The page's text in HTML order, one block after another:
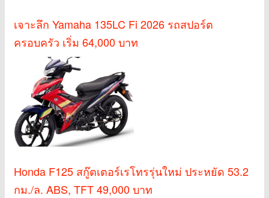
เจาะลึก Yamaha 135LC Fi 2026 รถสปอร์ต
ครอบครัว เริ่ม 64,000 บาท
Honda F125 สกู๊ตเตอร์เรโทรรุ่นใหม่ ประหยัด 53.2
กม./ล. ABS, TFT 49,000 บาท